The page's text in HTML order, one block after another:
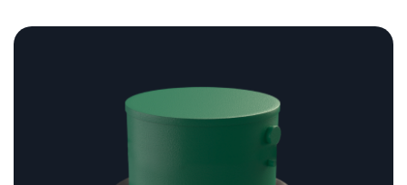
470 ₽
–
470 ₽